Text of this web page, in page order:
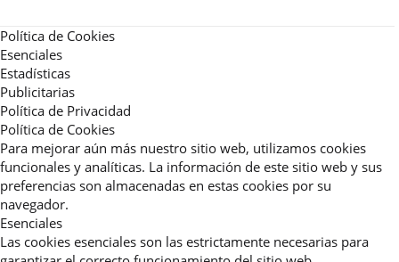
Política de Cookies
Esenciales
Estadísticas
Publicitarias
Política de Privacidad
Política de Cookies
Para mejorar aún más nuestro sitio web, utilizamos cookies
funcionales y analíticas. La información de este sitio web y sus
preferencias son almacenadas en estas cookies por su
navegador.
Esenciales
Las cookies esenciales son las estrictamente necesarias para